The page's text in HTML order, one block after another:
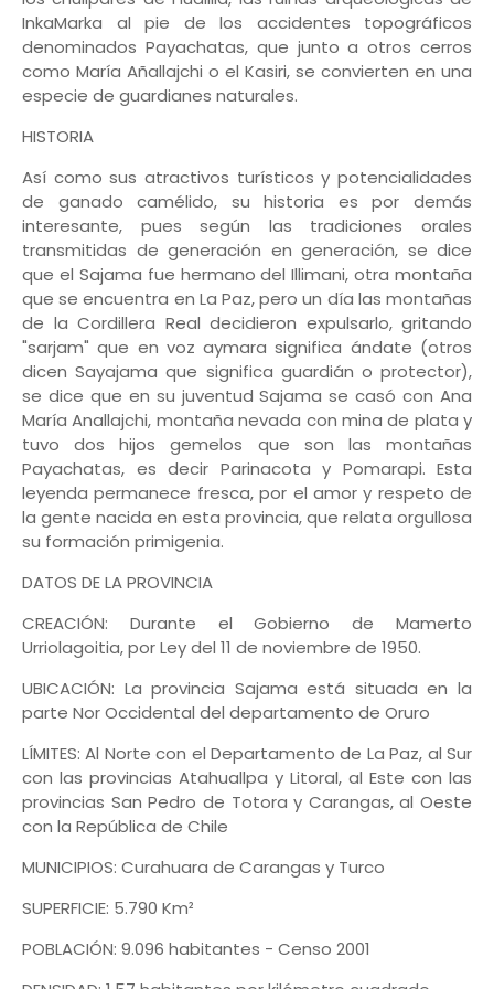
InkaMarka al pie de los accidentes topográficos
denominados Payachatas, que junto a otros cerros
como María Añallajchi o el Kasiri, se convierten en una
especie de guardianes naturales.
HISTORIA
Así como sus atractivos turísticos y potencialidades
de ganado camélido, su historia es por demás
interesante, pues según las tradiciones orales
transmitidas de generación en generación, se dice
que el Sajama fue hermano del Illimani, otra montaña
que se encuentra en La Paz, pero un día las montañas
de la Cordillera Real decidieron expulsarlo, gritando
"sarjam" que en voz aymara significa ándate (otros
dicen Sayajama que significa guardián o protector),
se dice que en su juventud Sajama se casó con Ana
María Anallajchi, montaña nevada con mina de plata y
tuvo dos hijos gemelos que son las montañas
Payachatas, es decir Parinacota y Pomarapi. Esta
leyenda permanece fresca, por el amor y respeto de
la gente nacida en esta provincia, que relata orgullosa
su formación primigenia.
DATOS DE LA PROVINCIA
CREACIÓN: Durante el Gobierno de Mamerto
Urriolagoitia, por Ley del 11 de noviembre de 1950.
UBICACIÓN: La provincia Sajama está situada en la
parte Nor Occidental del departamento de Oruro
LÍMITES: Al Norte con el Departamento de La Paz, al Sur
con las provincias Atahuallpa y Litoral, al Este con las
provincias San Pedro de Totora y Carangas, al Oeste
con la República de Chile
MUNICIPIOS: Curahuara de Carangas y Turco
SUPERFICIE: 5.790 Km²
POBLACIÓN: 9.096 habitantes - Censo 2001